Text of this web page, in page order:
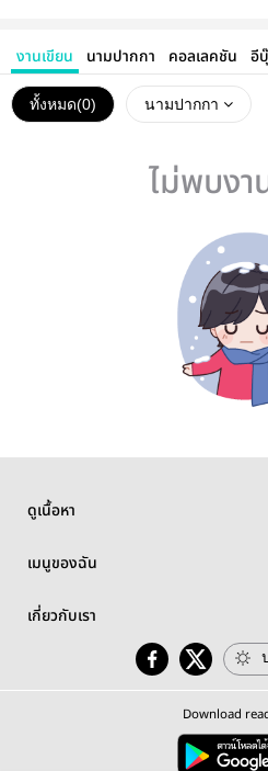
งานเขียน นามปากกา คอลเลคชัน อี
ทั้งหมด(0) นามปากกา
ไม่พบงา
ดูเนื้อหา
เมนูของฉัน
เกี่ยวกับเรา
Download